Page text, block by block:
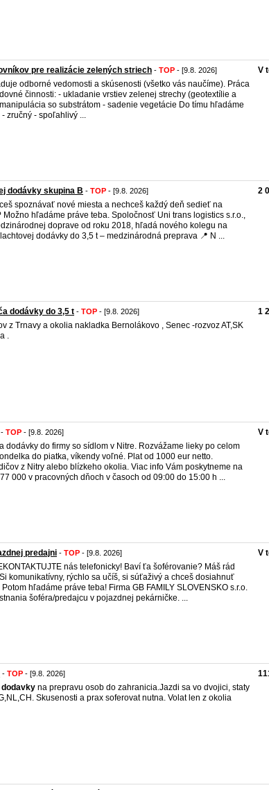
pre realizácie zelených striech - TOP - [9.8. 2026]
odborné vedomosti a skúsenosti (všetko vás naučíme). Práca
činnosti: - ukladanie vrstiev zelenej strechy (geotextílie a
so substrátom - sadenie vegetácie Do tímu hľadáme
zručný - spoľahlivý ...
V
dodávky skupina B - TOP - [9.8. 2026]
spoznávať nové miesta a nechceš každý deň sedieť na
Možno hľadáme práve teba. Spoločnosť Uni trans logistics s.r.o.,
doprave od roku 2018, hľadá nového kolegu na
dodávky do 3,5 t – medzinárodná preprava 📍 N ...
2
dodávky do 3,5 t - TOP - [9.8. 2026]
z Trnavy a okolia nakladka Bernolákovo , Senec -rozvoz AT,SK
.
1
- TOP - [9.8. 2026]
dodávky do firmy so sídlom v Nitre. Rozvážame lieky po celom
do piatka, víkendy voľné. Plat od 1000 eur netto.
z Nitry alebo blízkeho okolia. Viac info Vám poskytneme na
000 v pracovných dňoch v časoch od 09:00 do 15:00 h ...
V
predajni - TOP - [9.8. 2026]
nás telefonicky! Baví ťa šoférovanie? Máš rád
komunikatívny, rýchlo sa učíš, si súťaživý a chceš dosiahnuť
hľadáme práve teba! Firma GB FAMILY SLOVENSKO s.r.o.
šoféra/predajcu v pojazdnej pekárničke. ...
V
- TOP - [9.8. 2026]
dodavky na prepravu osob do zahranicia.Jazdi sa vo dvojici, staty
Skusenosti a prax soferovat nutna. Volat len z okolia